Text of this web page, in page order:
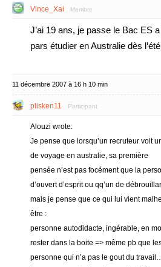
Vince_Xai Membre
J’ai 19 ans, je passe le Bac ES
pars étudier en Australie dès
11 décembre 2007 à 16 h 10 min
plisken11 Participant
Alouzi wrote:
Je pense que lorsqu’un recruteur voit
de voyage en australie, sa première
pensée n’est pas focément que la
d’ouvert d’esprit ou qq’un de
mais je pense que ce qui lui vient
être :
personne autodidacte, ingérable, en
rester dans la boite => même pb que
personne qui n’a pas le gout du